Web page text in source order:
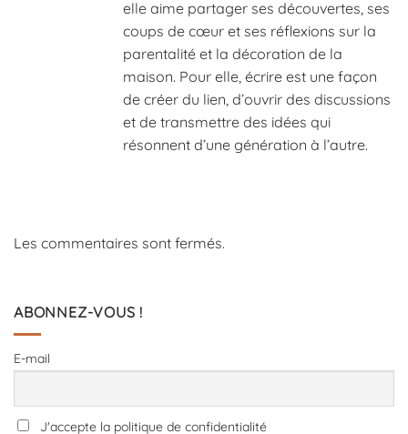
elle aime partager ses découvertes, ses
coups de cœur et ses réflexions sur la
parentalité et la décoration de la
maison. Pour elle, écrire est une façon
de créer du lien, d’ouvrir des discussions
et de transmettre des idées qui
résonnent d’une génération à l’autre.
Les commentaires sont fermés.
ABONNEZ-VOUS !
E-mail
J'accepte la politique de confidentialité